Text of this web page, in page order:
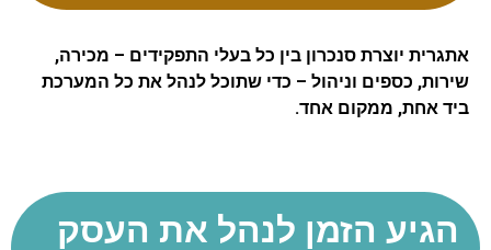
אתגרית יוצרת סנכרון בין כל בעלי התפקידים – מכירה,
שירות, כספים וניהול – כדי שתוכל לנהל את כל המערכת
ביד אחת, ממקום אחד.
הגיע הזמן לנהל את העסק